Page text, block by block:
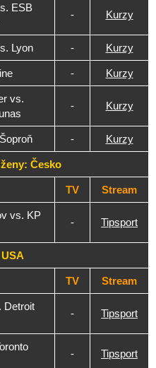
ESB
- Kurzy
Lyon - Kurzy
- Kurzy
vs.
- Kurzy
- Kurzy
Česko
TV Stream
vs. KP
- Tipsport
TV Stream
Detroit
- Tipsport
- Tipsport